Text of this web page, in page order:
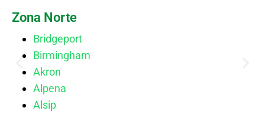
Zona Norte
Bridgeport
Birmingham
Akron
Alpena
Alsip